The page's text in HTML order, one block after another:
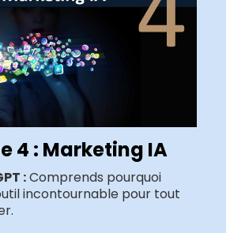
4 : Marketing IA
:Comprends pourquoi
incontournable pour tout